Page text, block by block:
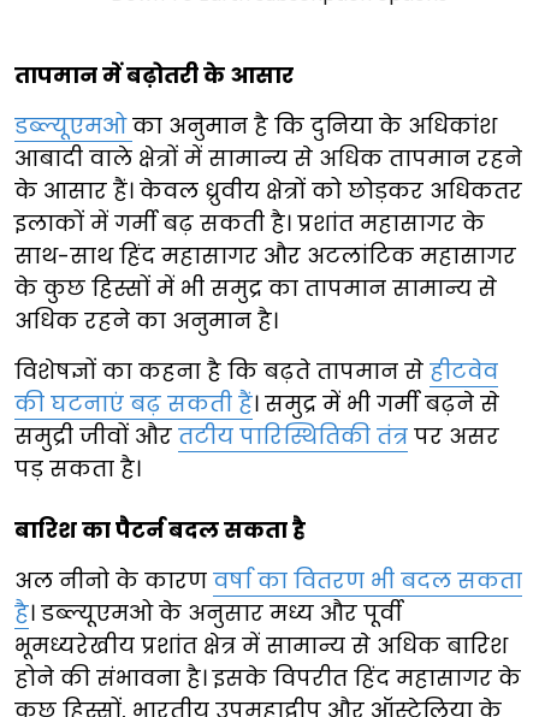
तापमान में बढ़ोतरी के आसार
डब्ल्यूएमओका अनुमान है कि दुनिया के अधिकांश
आबादी वाले क्षेत्रों में सामान्य से अधिक तापमान रहने
के आसार हैं। केवल ध्रुवीय क्षेत्रों को छोड़कर अधिकतर
इलाकों में गर्मी बढ़ सकती है। प्रशांत महासागर के
साथ-साथ हिंद महासागर और अटलांटिक महासागर
के कुछ हिस्सों में भी समुद्र का तापमान सामान्य से
अधिक रहने का अनुमान है।
विशेषज्ञों का कहना है कि बढ़ते तापमान से हीटवेव
की घटनाएं बढ़ सकती हैं। समुद्र में भी गर्मी बढ़ने से
समुद्री जीवों और तटीय पारिस्थितिकी तंत्र पर असर
पड़ सकता है।
बारिश का पैटर्न बदल सकता है
अल नीनो के कारण वर्षा का वितरण भी बदल सकता
है। डब्ल्यूएमओ के अनुसार मध्य और पूर्वी
भूमध्यरेखीय प्रशांत क्षेत्र में सामान्य से अधिक बारिश
होने की संभावना है। इसके विपरीत हिंद महासागर के
कुछ हिस्सों, भारतीय उपमहाद्वीप और ऑस्ट्रेलिया के